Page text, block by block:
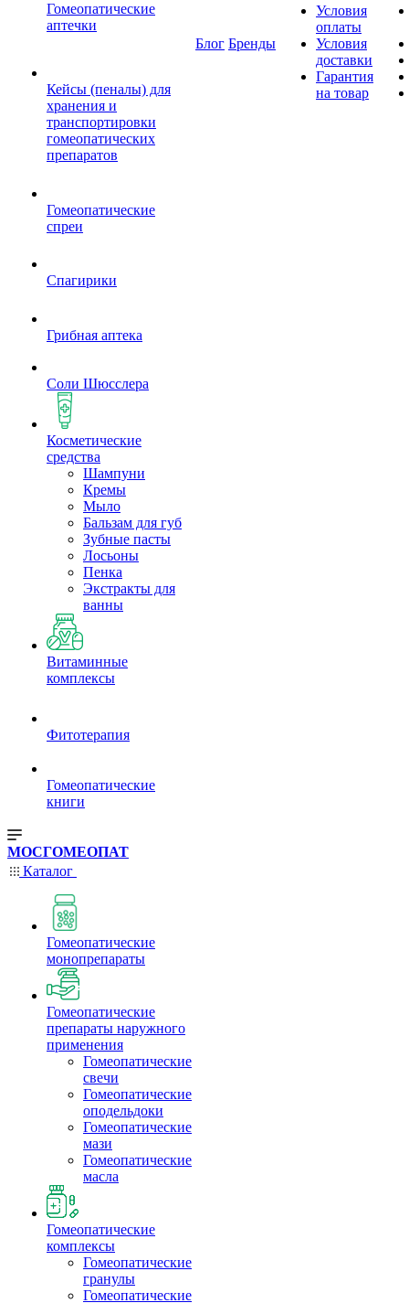
Гомеопатические
аптечки
Кейсы (пеналы) для
хранения и
транспортировки
гомеопатических
препаратов
Гомеопатические
спреи
Спагирики
Грибная аптека
Соли Шюсслера
Косметические
средства
Шампуни
Кремы
Мыло
Бальзам для губ
Зубные пасты
Лосьоны
Пенка
Экстракты для
ванны
Витаминные
комплексы
Фитотерапия
Гомеопатические
книги
Блог Бренды
Условия
оплаты
Условия
доставки
Гарантия
на товар
МОСГОМЕОПАТ
Каталог
Гомеопатические
монопрепараты
Гомеопатические
препараты наружного
применения
Гомеопатические
свечи
Гомеопатические
оподельдоки
Гомеопатические
мази
Гомеопатические
масла
Гомеопатические
комплексы
Гомеопатические
гранулы
Гомеопатические